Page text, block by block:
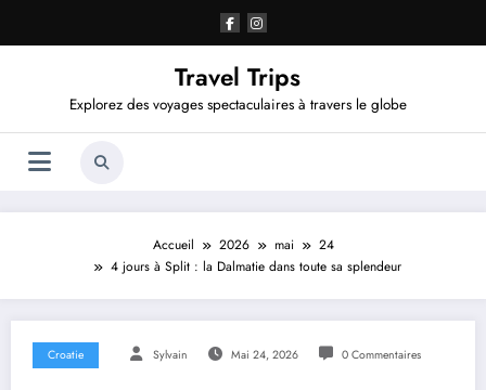
contenu
Travel Trips
Explorez des voyages spectaculaires à travers le globe
Accueil 2026 mai
24
4 jours à Split : la Dalmatie dans toute sa splendeur
Croatie Sylvain Mai 24, 2026 0 Commentaires